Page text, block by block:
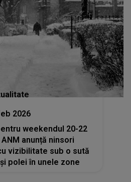
2026
weekendul 20-22
anunță ninsori
vizibilitate sub o sută
polei în unele zone